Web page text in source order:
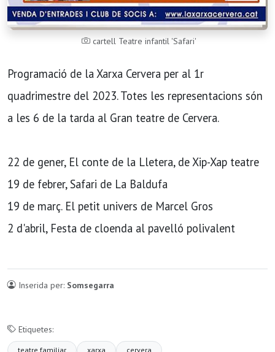
cartell Teatre infantil 'Safari'
Programació de la Xarxa Cervera per al 1r
quadrimestre del 2023. Totes les representacions són
a les 6 de la tarda al Gran teatre de Cervera.
22 de gener, El conte de la Lletera, de Xip-Xap teatre
19 de febrer, Safari de La Baldufa
19 de març. El petit univers de Marcel Gros
2 d'abril, Festa de cloenda al pavelló polivalent
Inserida per: Somsegarra
Etiquetes:
teatre familiar xarxa cervera